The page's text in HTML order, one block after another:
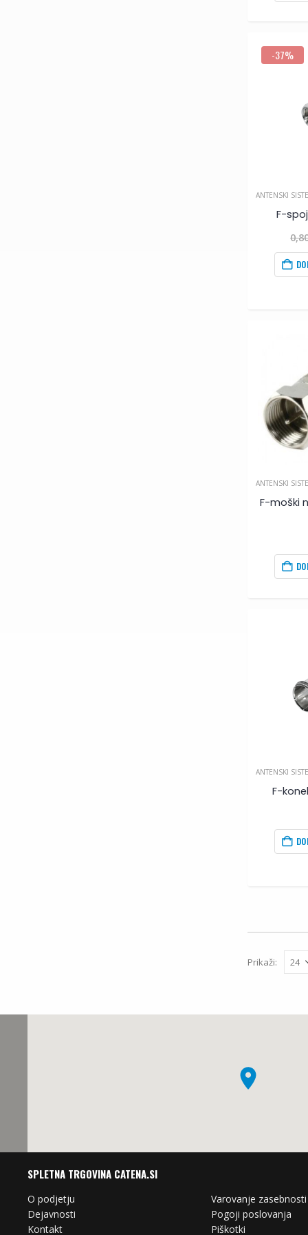
-37%
ANTENSKI
F-
ANTENSKI
F-moški
ANTENSKI
F-
Prikaži:
SPLETNA TRGOVINA CATENA.SI
O podjetju
Dejavnosti
Kontakt
Varovanje zasebnosti
Pogoji poslovanja
Piškotki